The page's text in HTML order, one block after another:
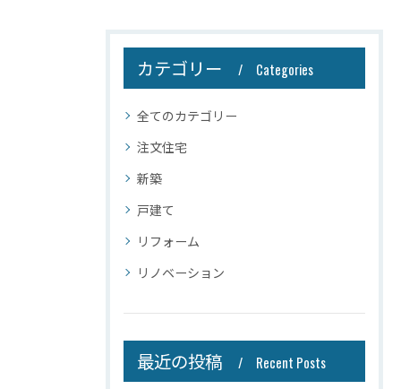
カテゴリー Categories
全てのカテゴリー
注文住宅
新築
戸建て
リフォーム
リノベーション
最近の投稿 Recent Posts